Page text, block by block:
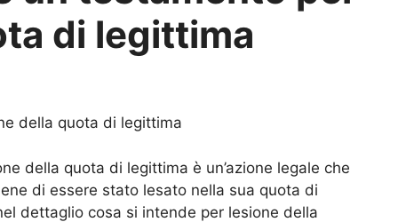
di legittima
della quota di legittima
della quota di legittima è un’azione legale che
di essere stato lesato nella sua quota di
dettaglio cosa si intende per lesione della